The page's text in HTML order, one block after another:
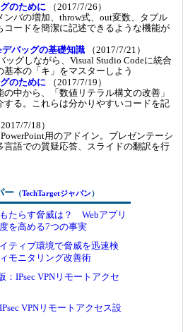
のために （2017/7/26）
バの増加、throw式、out変数、タプル
コードを簡潔に記述できるような機能が
バッグの基礎知識 （2017/7/21）
グしながら、Visual Studio Codeに統合
本の「キ」をマスターしよう
のために （2017/7/19）
中から、「数値リテラル構文の改善」
する。これらは分かりやすいコードを記
2017/7/18）
用のアドイン。プレゼンテーシ
言語での質疑応答、スライドの翻訳を行
ー （TechTargetジャパン）
たらす脅威は？ Webアプリ
を高める7つの事実
ティブ環境で脅威を迅速検
モニタリング改善術
：IPsec VPNリモートアクセ
VPNリモートアクセス設